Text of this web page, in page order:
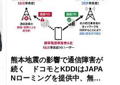
熊本地震の影響で通信障害が
続く ドコモとKDDIはJAPA
Nローミングを提供中、無料